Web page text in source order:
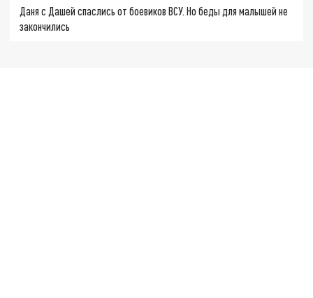
Даня с Дашей спаслись от боевиков ВСУ. Но беды для малышей не
закончились